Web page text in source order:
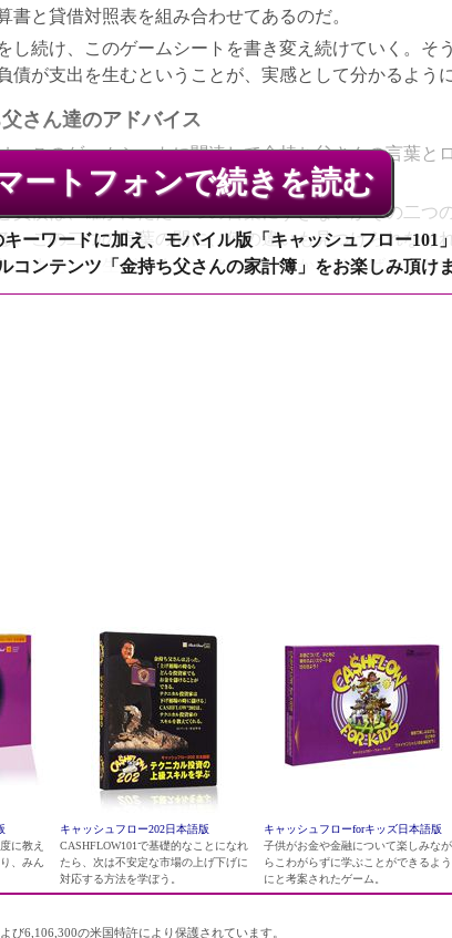
書と貸借対照表を組み合わせてあるのだ。
し続け、このゲームシートを書き変え続けていく。そ
債が支出を生むということが、実感として分かるように
さん達のアドバイス
、このゲームシートに関連して金持ち父さんの言葉と
が紹介されている。
負債は、確かにただ二つの言葉にすぎないがその二つ
。この二つの言葉の間に、何の違いも見つけられなけ
、また、一生どれくらいせっせと働かなければならな
ん)
ートフォンで続きを読む
キーワードに加え、モバイル版「キャッシュフロー101
コンテンツ「金持ち父さんの家計簿」をお楽しみ頂けま
に教え
、みん
キャッシュフロー202日本語版
CASHFLOW101で基礎的なことになれ
たら、次は不安定な市場の上げ下げに
対応する方法を学ぼう。
キャッシュフローforキッズ日本語版
子供がお金や金融について楽しみなが
らこわがらずに学ぶことができるよう
にと考案されたゲーム。
び6,106,300の米国特許により保護されています。